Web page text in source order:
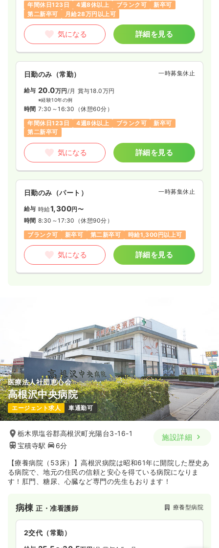
年間休日123日
4週8休以上 ブランク可
新卒可
第二新卒可
月給28万円以上可
気になる 詳細を見る
日勤のみ（常勤） 一時募集休止
給与 20.0万円 /月 賞与18.0万円
※経験10年の例
時間 7:30～16:30 （休憩60分）
年間休日123日
4週8休以上 ブランク可
新卒可
第二新卒可
気になる 詳細を見る
日勤のみ（パート） 一時募集休止
給与 時給1,300円〜
時間 8:30～17:30 （休憩90分）
ブランク可
新卒可 第二新卒可 時給1,300円以上可
気になる 詳細を見る
医療法人社団恵心会
高根沢中央病院
エージェント求人 車通勤可
栃木県塩谷郡高根沢町光陽台3-16-1
宝積寺駅
6分
施設詳細
【療養病院（53床）】高根沢病院は昭和61年に開院した歴史あ
る病院で、地元の住民の信頼と安心を得ている病院になりま
す！肛門、糖尿、心臓など専門の先生もおります！
病棟正・准看護師 療養型病院
2交代（常勤）